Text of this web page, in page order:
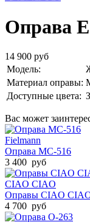
Оправа
14 900 руб
Модель:
Материал оправы:
Доступные цвета:
Вас может
Fielmann
Оправа MC-516
3 400 руб
CIAO CIAO
Оправы CIAO
4 700 руб